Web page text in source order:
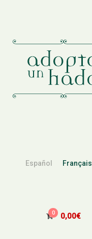
Español Français
0 0,00€